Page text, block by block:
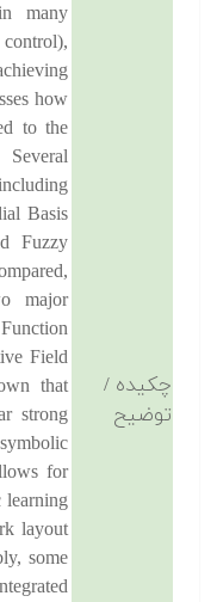
چکیده /
توضیح
many
how
to the
Basis
Fuzzy
major
Field
that
strong
for
learning
layout
some